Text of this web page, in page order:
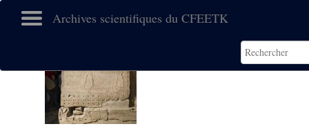
Archives scientifiques du CFEETK